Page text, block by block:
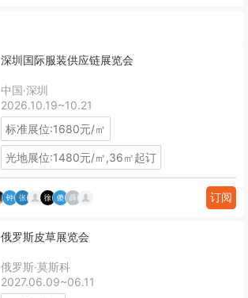
深圳国际服装供应链展览会
中国·深圳
2026.10.19~10.21
标准展位:1680元/㎡
光地展位:1480元/㎡,36㎡起订
订阅
俄罗斯皮草展览会
俄罗斯·莫斯科
2027.06.09~06.11